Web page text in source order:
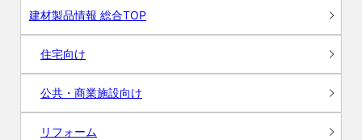
建材製品情報 総合TOP
住宅向け
公共・商業施設向け
リフォーム